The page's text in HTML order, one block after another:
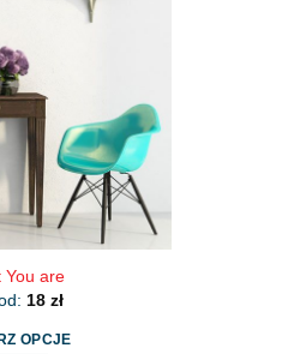
You are
18 zł
OPCJE